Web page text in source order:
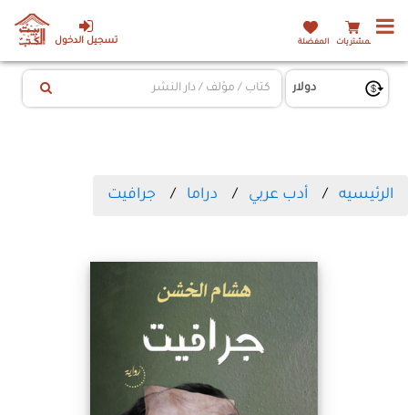
تسجيل الدخول المشتريات المفضلة
الرئيسيه أدب عربي دراما جرافيت